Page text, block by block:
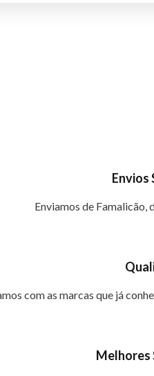
Envios
Enviamos de Famalicão,
com as marcas que já
Melhores